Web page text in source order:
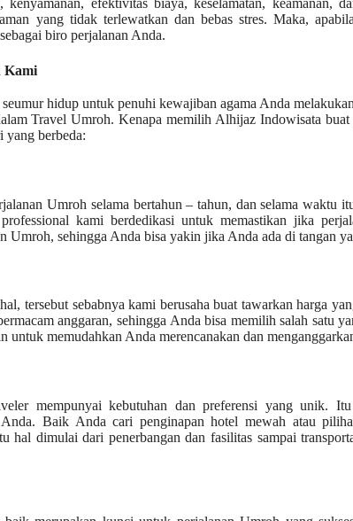
efektivitas biaya, keselamatan, keamanan,
yang tidak terlewatkan dan bebas stres. Maka,
biro perjalanan Anda.
Kami
hidup untuk penuhi kewajiban agama Anda
Travel Umroh. Kenapa memilih Alhijaz Indowisata
yang berbeda:
Umroh selama bertahun – tahun, dan selama waktu
kami berdedikasi untuk memastikan jika
Umroh, sehingga Anda bisa yakin jika Anda ada di tangan
tersebut sebabnya kami berusaha buat tawarkan harga
anggaran, sehingga Anda bisa memilih salah satu
memudahkan Anda merencanakan dan
mempunyai kebutuhan dan preferensi yang unik.
Baik Anda cari penginapan hotel mewah atau
hal dimulai dari penerbangan dan fasilitas sampai